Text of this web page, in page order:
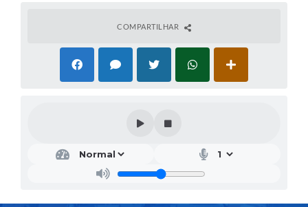
COMPARTILHAR